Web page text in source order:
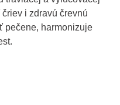
i zdravú črevnú
pečene, harmonizuje